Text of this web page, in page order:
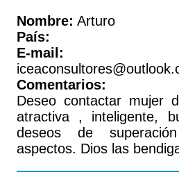
Nombre: Arturo
País:
E-mail:
Comentarios:
Deseo contactar mujer
atractiva , inteligente,
deseos de
aspectos. Dios las